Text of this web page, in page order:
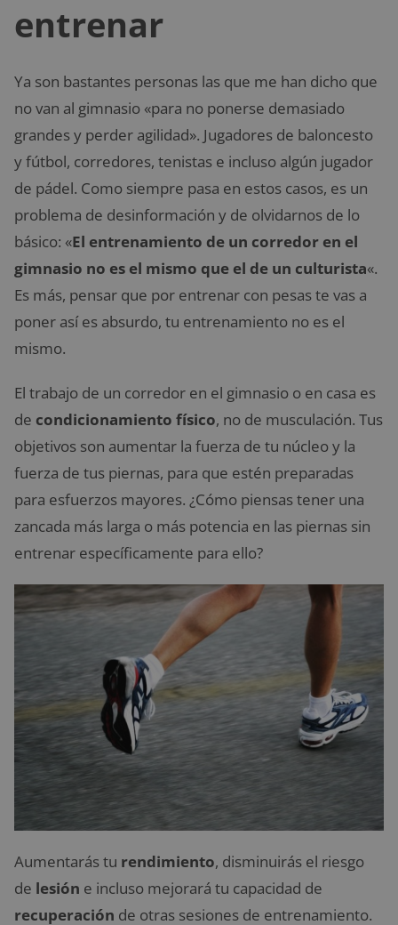
entrenar
Ya son bastantes personas las que me han dicho que
no van al gimnasio «para no ponerse demasiado
grandes y perder agilidad». Jugadores de baloncesto
y fútbol, corredores, tenistas e incluso algún jugador
de pádel. Como siempre pasa en estos casos, es un
problema de desinformación y de olvidarnos de lo
básico: «El entrenamiento de un corredor en el
gimnasio no es el mismo que el de un culturista«.
Es más, pensar que por entrenar con pesas te vas a
poner así es absurdo, tu entrenamiento no es el
mismo.
El trabajo de un corredor en el gimnasio o en casa es
de condicionamiento físico, no de musculación. Tus
objetivos son aumentar la fuerza de tu núcleo y la
fuerza de tus piernas, para que estén preparadas
para esfuerzos mayores. ¿Cómo piensas tener una
zancada más larga o más potencia en las piernas sin
entrenar específicamente para ello?
Aumentarás tu rendimiento, disminuirás el riesgo
de lesión e incluso mejorará tu capacidad de
recuperación de otras sesiones de entrenamiento.